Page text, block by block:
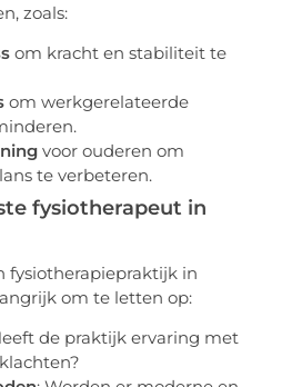
zoals:
om kracht en stabiliteit te
om werkgerelateerde
voor ouderen om
te verbeteren.
fysiotherapeut in
fysiotherapiepraktijk in
om te letten op:
de praktijk ervaring met